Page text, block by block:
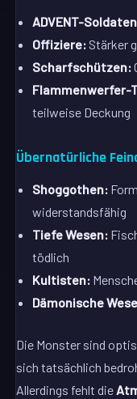
ADVENT-
Offiziere: Stärker
Scharfschützen:
Flammenwerfer-
teilweise Deckung
Übernatürliche
Shoggothen:
widerstandsfähig
Tiefe Wesen:
tödlich
Kultisten:
Dämonische
Die Monster sind
sich tatsächlich
Allerdings fehlt die